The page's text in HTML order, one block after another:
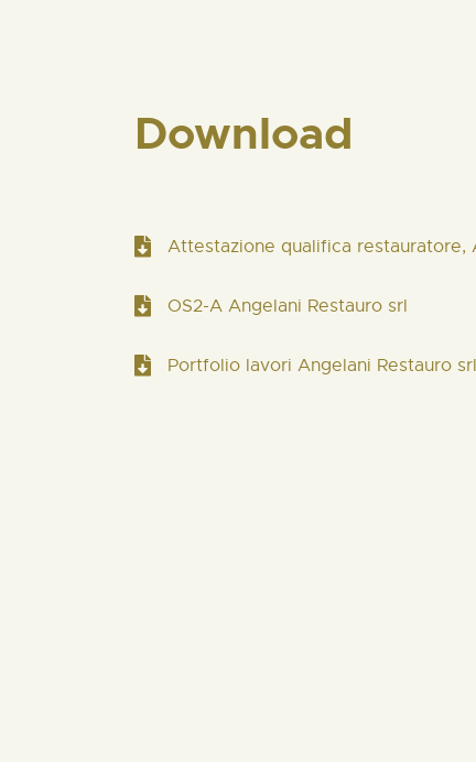
Download
Attestazione qualifica restauratore,
OS2-A Angelani Restauro srl
Portfolio lavori Angelani Restauro srl